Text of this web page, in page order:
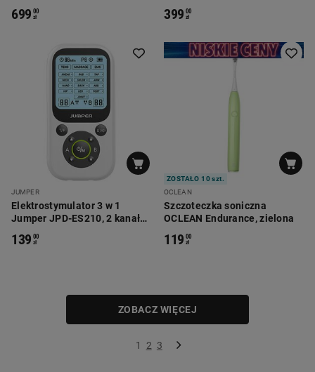
699 00
zł 399 00
zł
JUMPER
Elektrostymulator 3 w 1
Jumper JPD-ES210, 2 kanały,
139 00
zł
ZOSTAŁO 10 szt.
OCLEAN
Szczoteczka soniczna
OCLEAN Endurance, zielona
119 00
zł
ZOBACZ WIĘCEJ
1 2 3